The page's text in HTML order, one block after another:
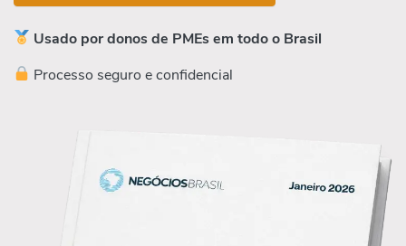
Usado por donos de PMEs em todo o Brasil
Processo seguro e confidencial